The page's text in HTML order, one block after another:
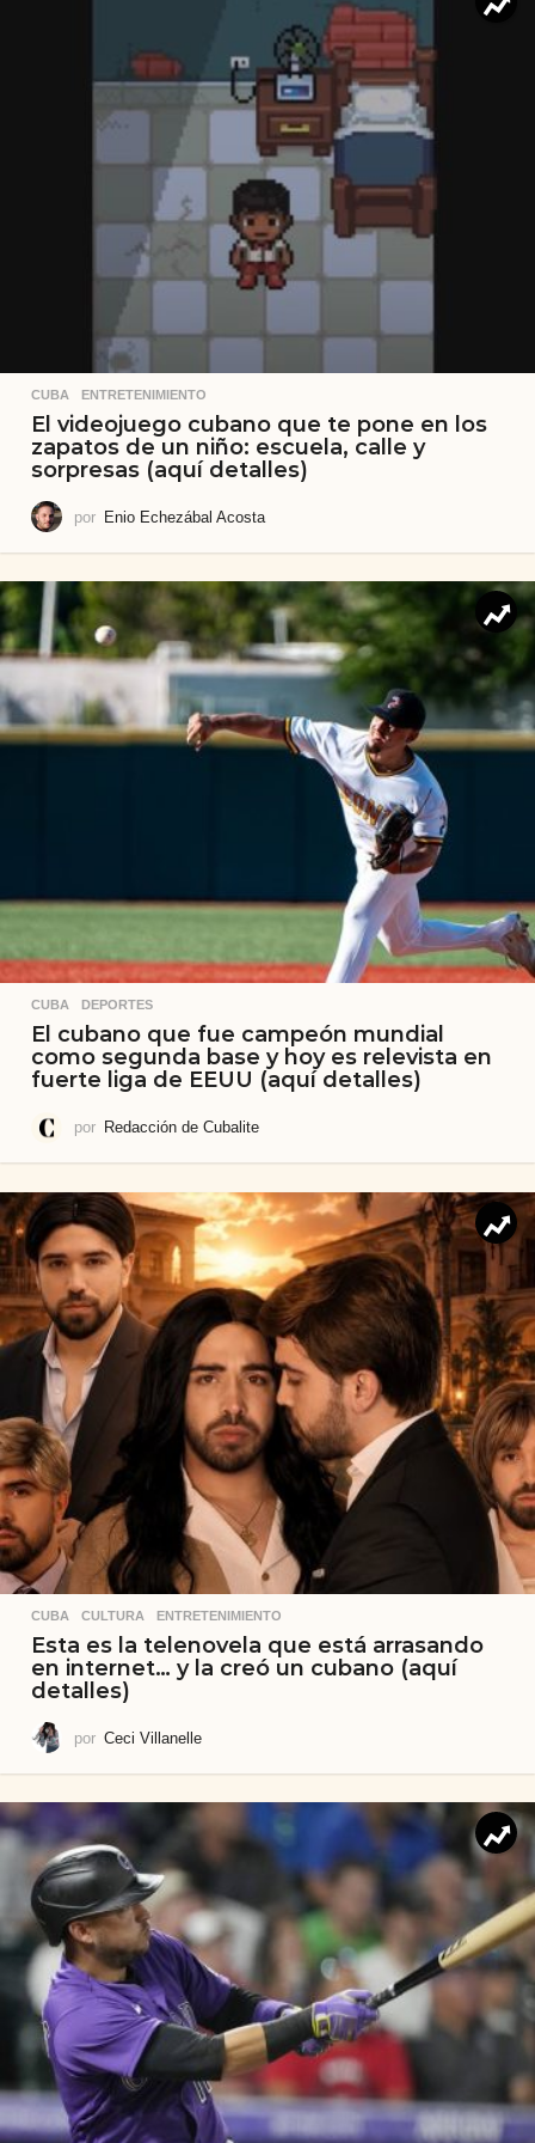
CUBA ,ENTRETENIMIENTO
El videojuego cubano que te pone en los
zapatos de un niño: escuela, calle y
sorpresas (aquí detalles)
por Enio Echezábal Acosta
CUBA ,DEPORTES
El cubano que fue campeón mundial
como segunda base y hoy es relevista en
fuerte liga de EEUU (aquí detalles)
por Redacción de Cubalite
CUBA ,CULTURA ,ENTRETENIMIENTO
Esta es la telenovela que está arrasando
en internet… y la creó un cubano (aquí
detalles)
por Ceci Villanelle